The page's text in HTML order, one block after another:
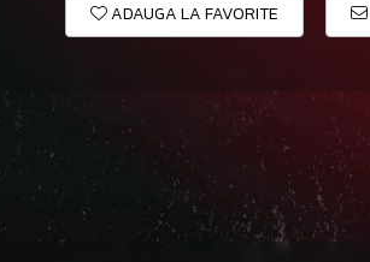
ADAUGA LA FAVORITE